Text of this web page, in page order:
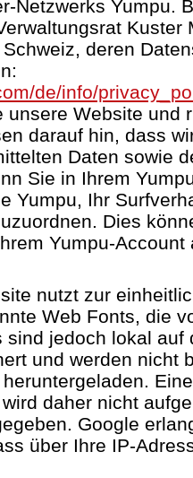
Netzwerks Yumpu.
Kuster
deren
de/info/
unsere Website und
darauf hin, dass
Daten sowie
Sie in Ihrem
Yumpu, Ihr
Dies
Yumpu-Account
nutzt zur
Web Fonts, die
sind jedoch lokal auf
und werden nicht
daher nicht
Google
über Ihre IP-